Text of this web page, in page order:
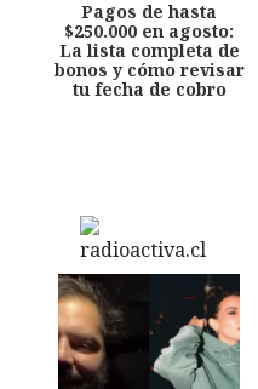
Pagos de hasta
$250.000 en agosto:
La lista completa de
bonos y cómo revisar
tu fecha de cobro